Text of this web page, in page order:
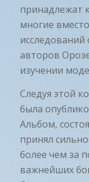
принадлежат
многие
исследований
авторов
изучении
Следуя этой
была
Альбом,
принял
более чем за
важнейших